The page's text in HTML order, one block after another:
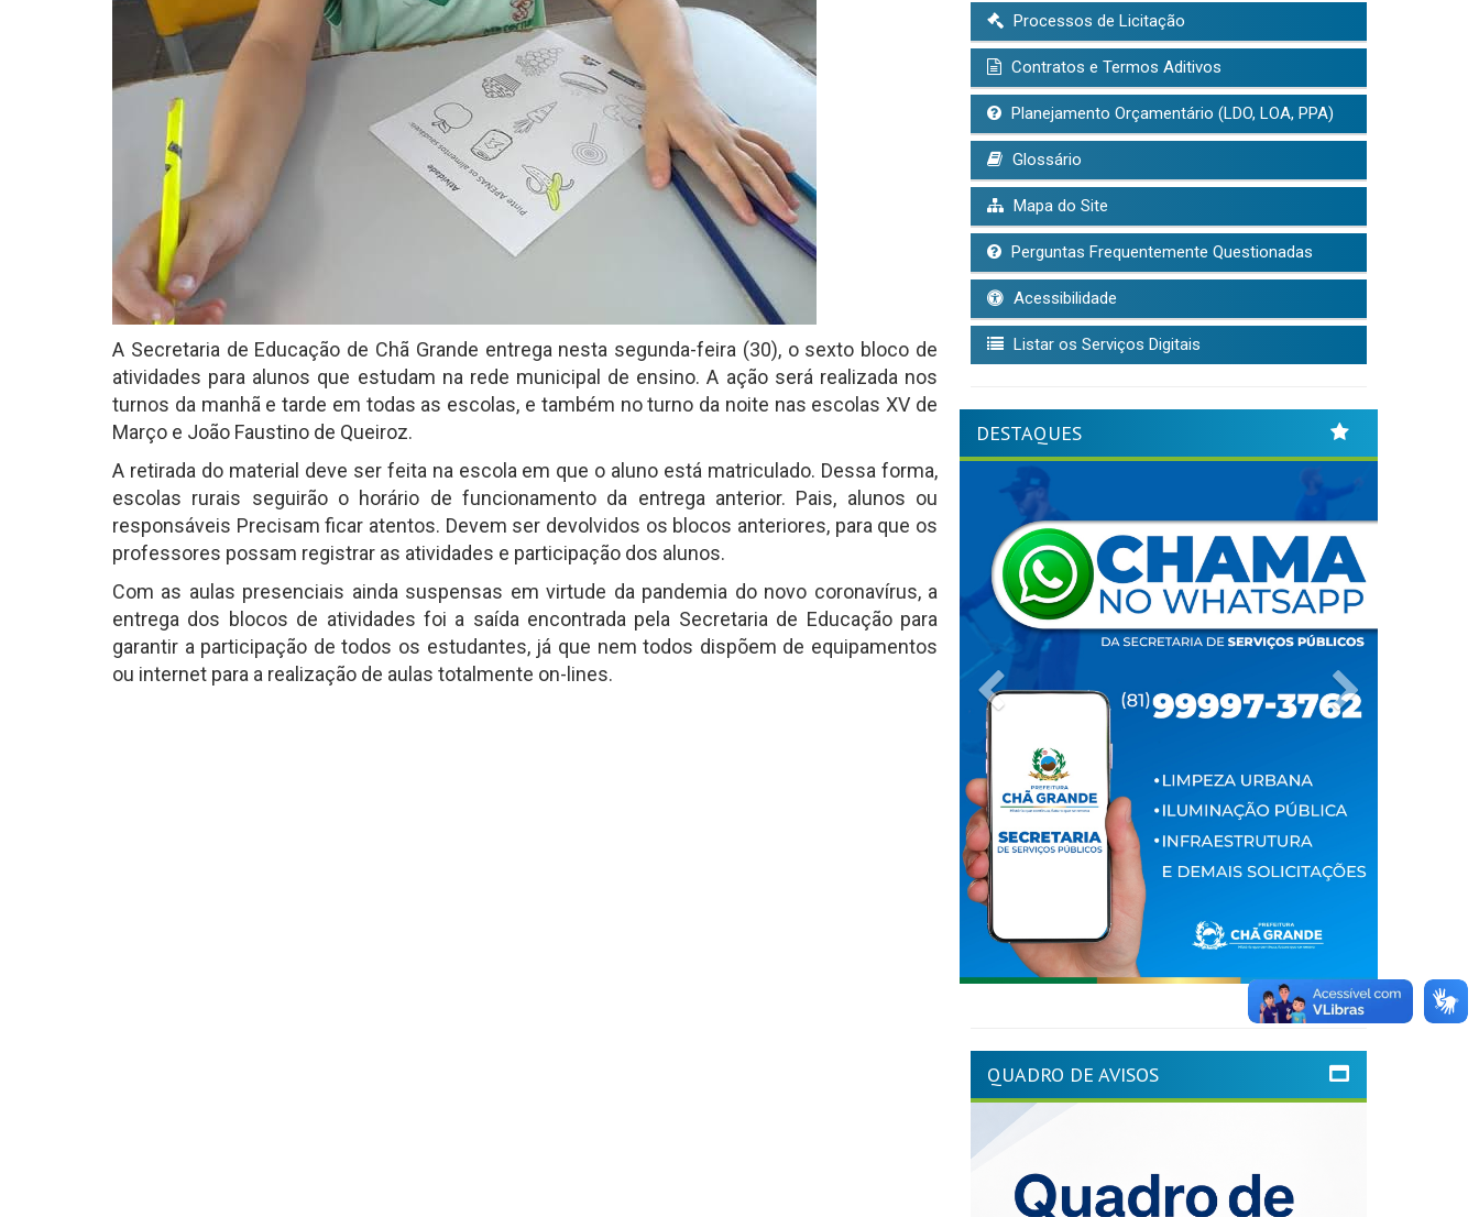
A Secretaria de Educação de Chã Grande entrega nesta segunda-feira (30), o sexto bloco de
atividades para alunos que estudam na rede municipal de ensino. A ação será realizada nos
turnos da manhã e tarde em todas as escolas, e também no turno da noite nas escolas XV de
Março e João Faustino de Queiroz.
A retirada do material deve ser feita na escola em que o aluno está matriculado. Dessa forma,
escolas rurais seguirão o horário de funcionamento da entrega anterior. Pais, alunos ou
responsáveis Precisam ficar atentos. Devem ser devolvidos os blocos anteriores, para que os
professores possam registrar as atividades e participação dos alunos.
Com as aulas presenciais ainda suspensas em virtude da pandemia do novo coronavírus, a
entrega dos blocos de atividades foi a saída encontrada pela Secretaria de Educação para
garantir a participação de todos os estudantes, já que nem todos dispõem de equipamentos
ou internet para a realização de aulas totalmente on-lines.
Processos de Licitação
Contratos e Termos Aditivos
Planejamento Orçamentário (LDO, LOA, PPA)
Glossário
Mapa do Site
Perguntas Frequentemente Questionadas
Acessibilidade
Listar os Serviços Digitais
DESTAQUES
Previous
QUADRO DE AVISOS